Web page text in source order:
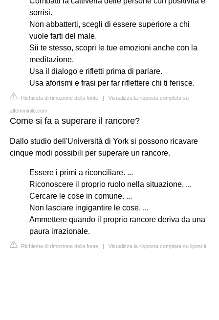
sorrisi.
Non abbatterti, scegli di essere superiore a chi
vuole farti del male.
Sii te stesso, scopri le tue emozioni anche con la
meditazione.
Usa il dialogo e rifletti prima di parlare.
Usa aforismi e frasi per far riflettere chi ti ferisce.
Richiesta di rimozione della fonte | Visualizza la risposta completa su
alfemminile.com
Come si fa a superare il rancore?
Dallo studio dell'Università di York si possono ricavare
cinque modi possibili per superare un rancore.
Essere i primi a riconciliare. ...
Riconoscere il proprio ruolo nella situazione. ...
Cercare le cose in comune. ...
Non lasciare ingigantire le cose. ...
Ammettere quando il proprio rancore deriva da una
paura irrazionale.
Richiesta di rimozione della fonte | Visualizza la risposta completa su ilpost.it